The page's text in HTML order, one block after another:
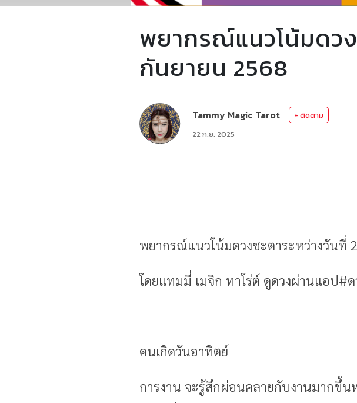
พยากรณ์แนวโน้มดว
กันยายน 2568
Tammy Magic Tarot
+ ติดตาม
22 ก.ย. 2025
พยากรณ์แนวโน้มดวงชะตาระหว่างวันที่
โดยแทมมี่ เมจิก ทาโร่ต์ ดูดวงผ่านแอป#ด
คนเกิดวันอาทิตย์
การงาน จะรู้สึกผ่อนคลายกับงานมากขึ้น